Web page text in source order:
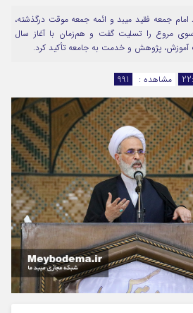
امام جمعه فقید میبد و ائمه جمعه موقت درگذشته،
مروع را تسلیت گفت و هم‌زمان با آغاز سال
پژوهش و خدمت به جامعه تأکید کرد.
مشاهده : 991